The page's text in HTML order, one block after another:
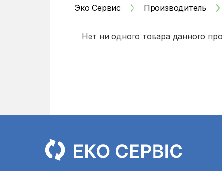
Эко Сервис Производитель
Нет ни одного товара данного